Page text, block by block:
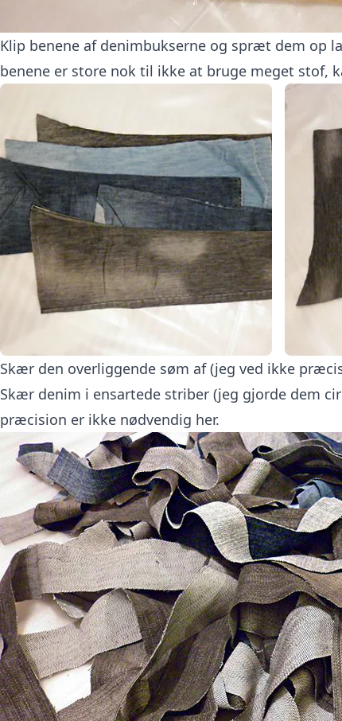
Klip benene af denimbukserne og spræt dem op
benene er store nok til ikke at bruge meget stof,
Skær den overliggende søm af (jeg ved ikke
Skær denim i ensartede striber (jeg gjorde dem
præcision er ikke nødvendig her.